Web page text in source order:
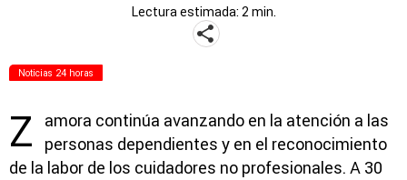
Lectura estimada: 2 min.
Noticias 24 horas
Z
amora continúa avanzando en la atención a las
personas dependientes y en el reconocimiento
de la labor de los cuidadores no profesionales. A 30